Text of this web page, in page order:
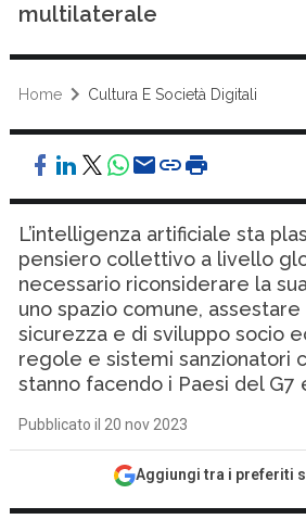
multilaterale
Home Cultura E Società Digitali
L’intelligenza artificiale sta
pensiero collettivo a livello
necessario riconsiderare la
uno spazio comune,
sicurezza e di sviluppo socio
regole e sistemi sanzionatori
stanno facendo i Paesi del G7
Pubblicato il 20 nov 2023
Aggiungi tra i preferiti